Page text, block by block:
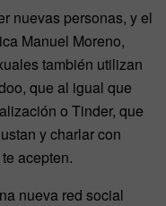
nuevas personas, y el
Manuel Moreno,
también utilizan
que al igual que
o Tinder, que
y charlar con
acepten.
nueva red social